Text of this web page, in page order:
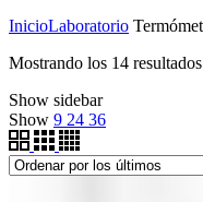
InicioLaboratorio
Mostrando los 14 resultados
Show sidebar
Show 9 24 36